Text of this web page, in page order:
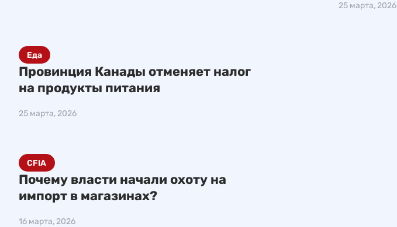
25 марта, 2026
Провинция Канады отменяет налог
на продукты питания
25 марта, 2026
Еда
Почему власти начали охоту на
импорт в магазинах?
16 марта, 2026
CFIA